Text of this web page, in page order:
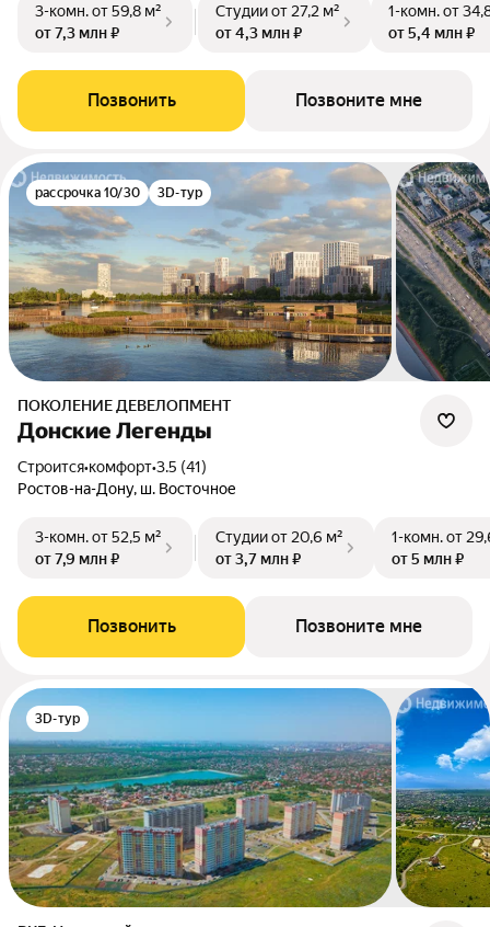
3-комн.от 59,8 м²
от 7,3 млн ₽
Студииот 27,2 м²
от 4,3 млн ₽
1-комн.от
от 5,4 млн ₽
Позвонить Позвоните мне
рассрочка 10/30 3D-тур
ПОКОЛЕНИЕ ДЕВЕЛОПМЕНТ
Донские Легенды
Строится•комфорт•3.5 (41)
Ростов-на-Дону, ш. Восточное
3-комн.от 52,5 м²
от 7,9 млн ₽
Студииот 20,6 м²
от 3,7 млн ₽
1-комн.от
от 5 млн ₽
Позвонить Позвоните мне
3D-тур